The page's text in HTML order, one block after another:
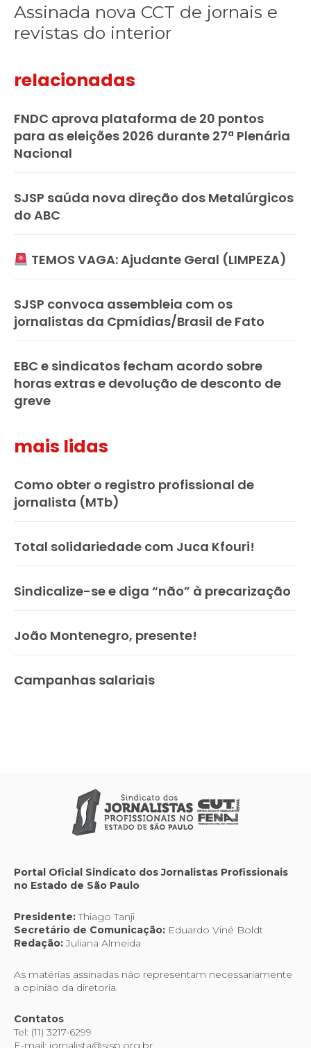
Assinada nova CCT de jornais e
revistas do interior
relacionadas
FNDC aprova plataforma de 20 pontos
para as eleições 2026 durante 27ª Plenária
Nacional
SJSP saúda nova direção dos Metalúrgicos
do ABC
TEMOS VAGA: Ajudante Geral (LIMPEZA)
SJSP convoca assembleia com os
jornalistas da Cpmídias/Brasil de Fato
EBC e sindicatos fecham acordo sobre
horas extras e devolução de desconto de
greve
mais lidas
Como obter o registro profissional de
jornalista (MTb)
Total solidariedade com Juca Kfouri!
Sindicalize-se e diga “não” à precarização
João Montenegro, presente!
Campanhas salariais
Portal Oficial Sindicato dos Jornalistas Profissionais
no Estado de São Paulo
Presidente:Thiago Tanji
Secretário de Comunicação: Eduardo Viné Boldt
Redação:Juliana Almeida
As matérias assinadas não representam necessariamente
a opinião da diretoria.
Contatos
Tel: (11) 3217-6299
E-mail: jornalista@sjsp.org.br